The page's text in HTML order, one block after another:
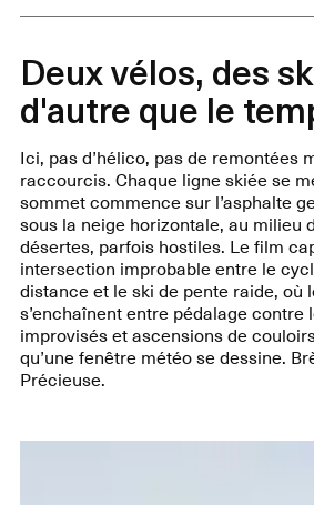
Deux vélos, des
d'autre que le
Ici, pas d’hélico, pas de remontées
raccourcis. Chaque ligne skiée se
sommet commence sur l’asphalte
sous la neige horizontale, au milieu
désertes, parfois hostiles. Le film
intersection improbable entre le
distance et le ski de pente raide, où
s’enchaînent entre pédalage contre
improvisés et ascensions de
qu’une fenêtre météo se dessine.
Précieuse.